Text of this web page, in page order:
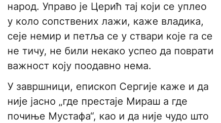
народ. Управо је Церић тај који се уплео
у коло сопствених лажи, каже владика,
сеје немир и петља се у ствари које га се
не тичу, не били некако успео да поврати
важност коју поодавно нема.
У завршници, епископ Сергије каже и да
није јасно „где престаје Мираш а где
почиње Мустафа“, као и да није чудо што